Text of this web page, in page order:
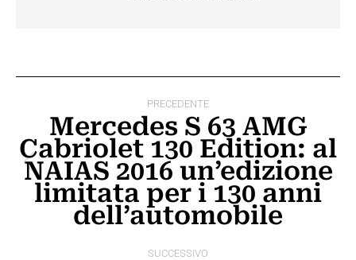
i
post
PRECEDENTE
Post
precedente:
Mercedes S 63 AMG
Cabriolet 130 Edition: al
NAIAS 2016 un’edizione
limitata per i 130 anni
dell’automobile
SUCCESSIVO